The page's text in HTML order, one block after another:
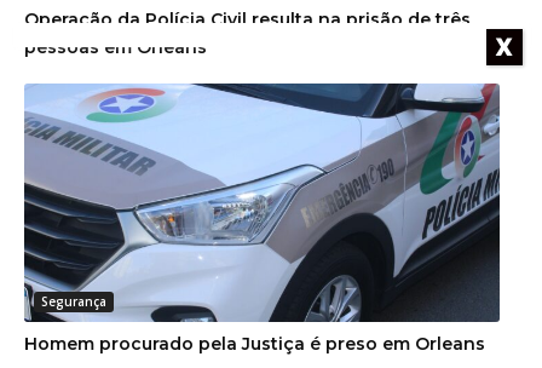
Operação da Polícia Civil resulta na prisão de três
pessoas em Orleans
Segurança
Homem procurado pela Justiça é preso em Orleans
X